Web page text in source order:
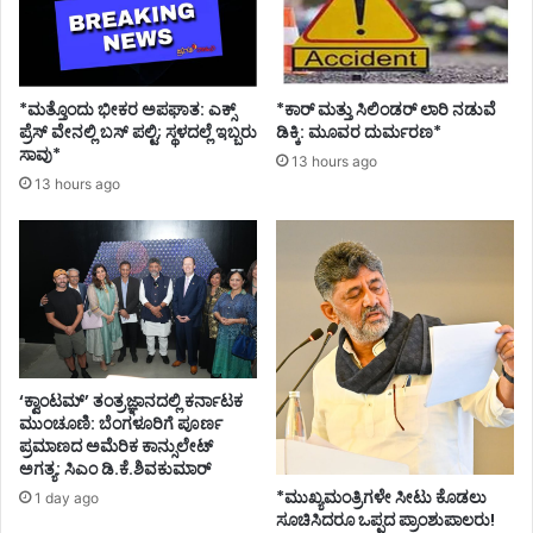
ವಾ
ಪ
ಸ್
ಇ
ಲ
ಕಾಂ
ರೆ
ಸ್
*ಮತ್ತೊಂದು ಭೀಕರ ಅಪಘಾತ: ಎಕ್ಸ್
ಪ್ರೆಸ್ ವೇನಲ್ಲಿ ಬಸ್ ಪಲ್ಟಿ; ಸ್ಥಳದಲ್ಲೆ ಇಬ್ಬರು
ಸಾವು*
13 hours ago
*ಕಾರ್ ಮತ್ತು ಸಿಲಿಂಡ‌ರ್ ಲಾರಿ ನಡುವೆ
ಡಿಕ್ಕಿ: ಮೂವರ ದುರ್ಮರಣ*
13 hours ago
‘ಕ್ವಾಂಟಮ್’ ತಂತ್ರಜ್ಞಾನದಲ್ಲಿ ಕರ್ನಾಟಕ
ಮುಂಚೂಣಿ: ಬೆಂಗಳೂರಿಗೆ ಪೂರ್ಣ
ಪ್ರಮಾಣದ ಅಮೆರಿಕ ಕಾನ್ಸುಲೇಟ್
ಅಗತ್ಯ: ಸಿಎಂ ಡಿ.ಕೆ.ಶಿವಕುಮಾರ್
1 day ago
*ಮುಖ್ಯಮಂತ್ರಿಗಳೇ ಸೀಟು ಕೊಡಲು
ಸೂಚಿಸಿದರೂ ಒಪ್ಪದ ಪ್ರಾಂಶುಪಾಲರು!